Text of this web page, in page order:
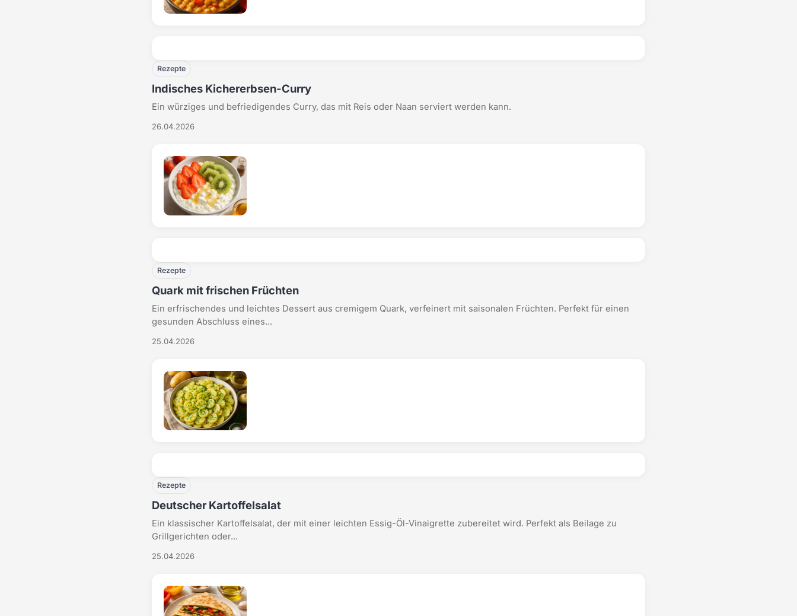
Rezepte
Indisches Kichererbsen-Curry
Ein würziges und befriedigendes Curry, das mit Reis oder Naan serviert werden kann.
26.04.2026
Rezepte
Quark mit frischen Früchten
Ein erfrischendes und leichtes Dessert aus cremigem Quark, verfeinert mit saisonalen Früchten. Perfekt für einen
gesunden Abschluss eines...
25.04.2026
Rezepte
Deutscher Kartoffelsalat
Ein klassischer Kartoffelsalat, der mit einer leichten Essig-Öl-Vinaigrette zubereitet wird. Perfekt als Beilage zu
Grillgerichten oder...
25.04.2026